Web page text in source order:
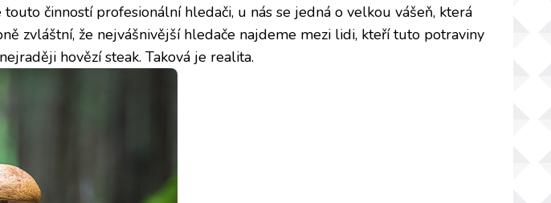
činností profesionální hledači, u nás se jedná o velkou vášeň, která
zvláštní, že nejvášnivější hledače najdeme mezi lidi, kteří tuto potraviny
hovězí steak. Taková je realita.